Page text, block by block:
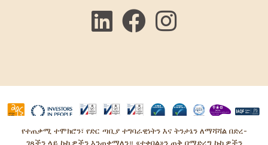
የተጠቃሚ ተሞክሮን፣ የድር ጣቢያ ተግባራዊነትን እና ትንታኔን ለማሻሻል በድረ-
ገጻችን ላይ ኩኪዎችን እንጠቀማለን። «ተቀበል»ን ጠቅ በማድረግ ኩኪዎችን